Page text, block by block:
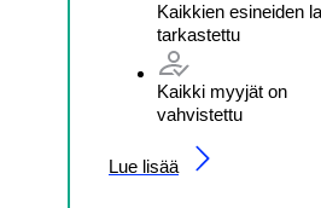
Kaikkien esineiden
tarkastettu
Kaikki myyjät on
vahvistettu
Lue lisää